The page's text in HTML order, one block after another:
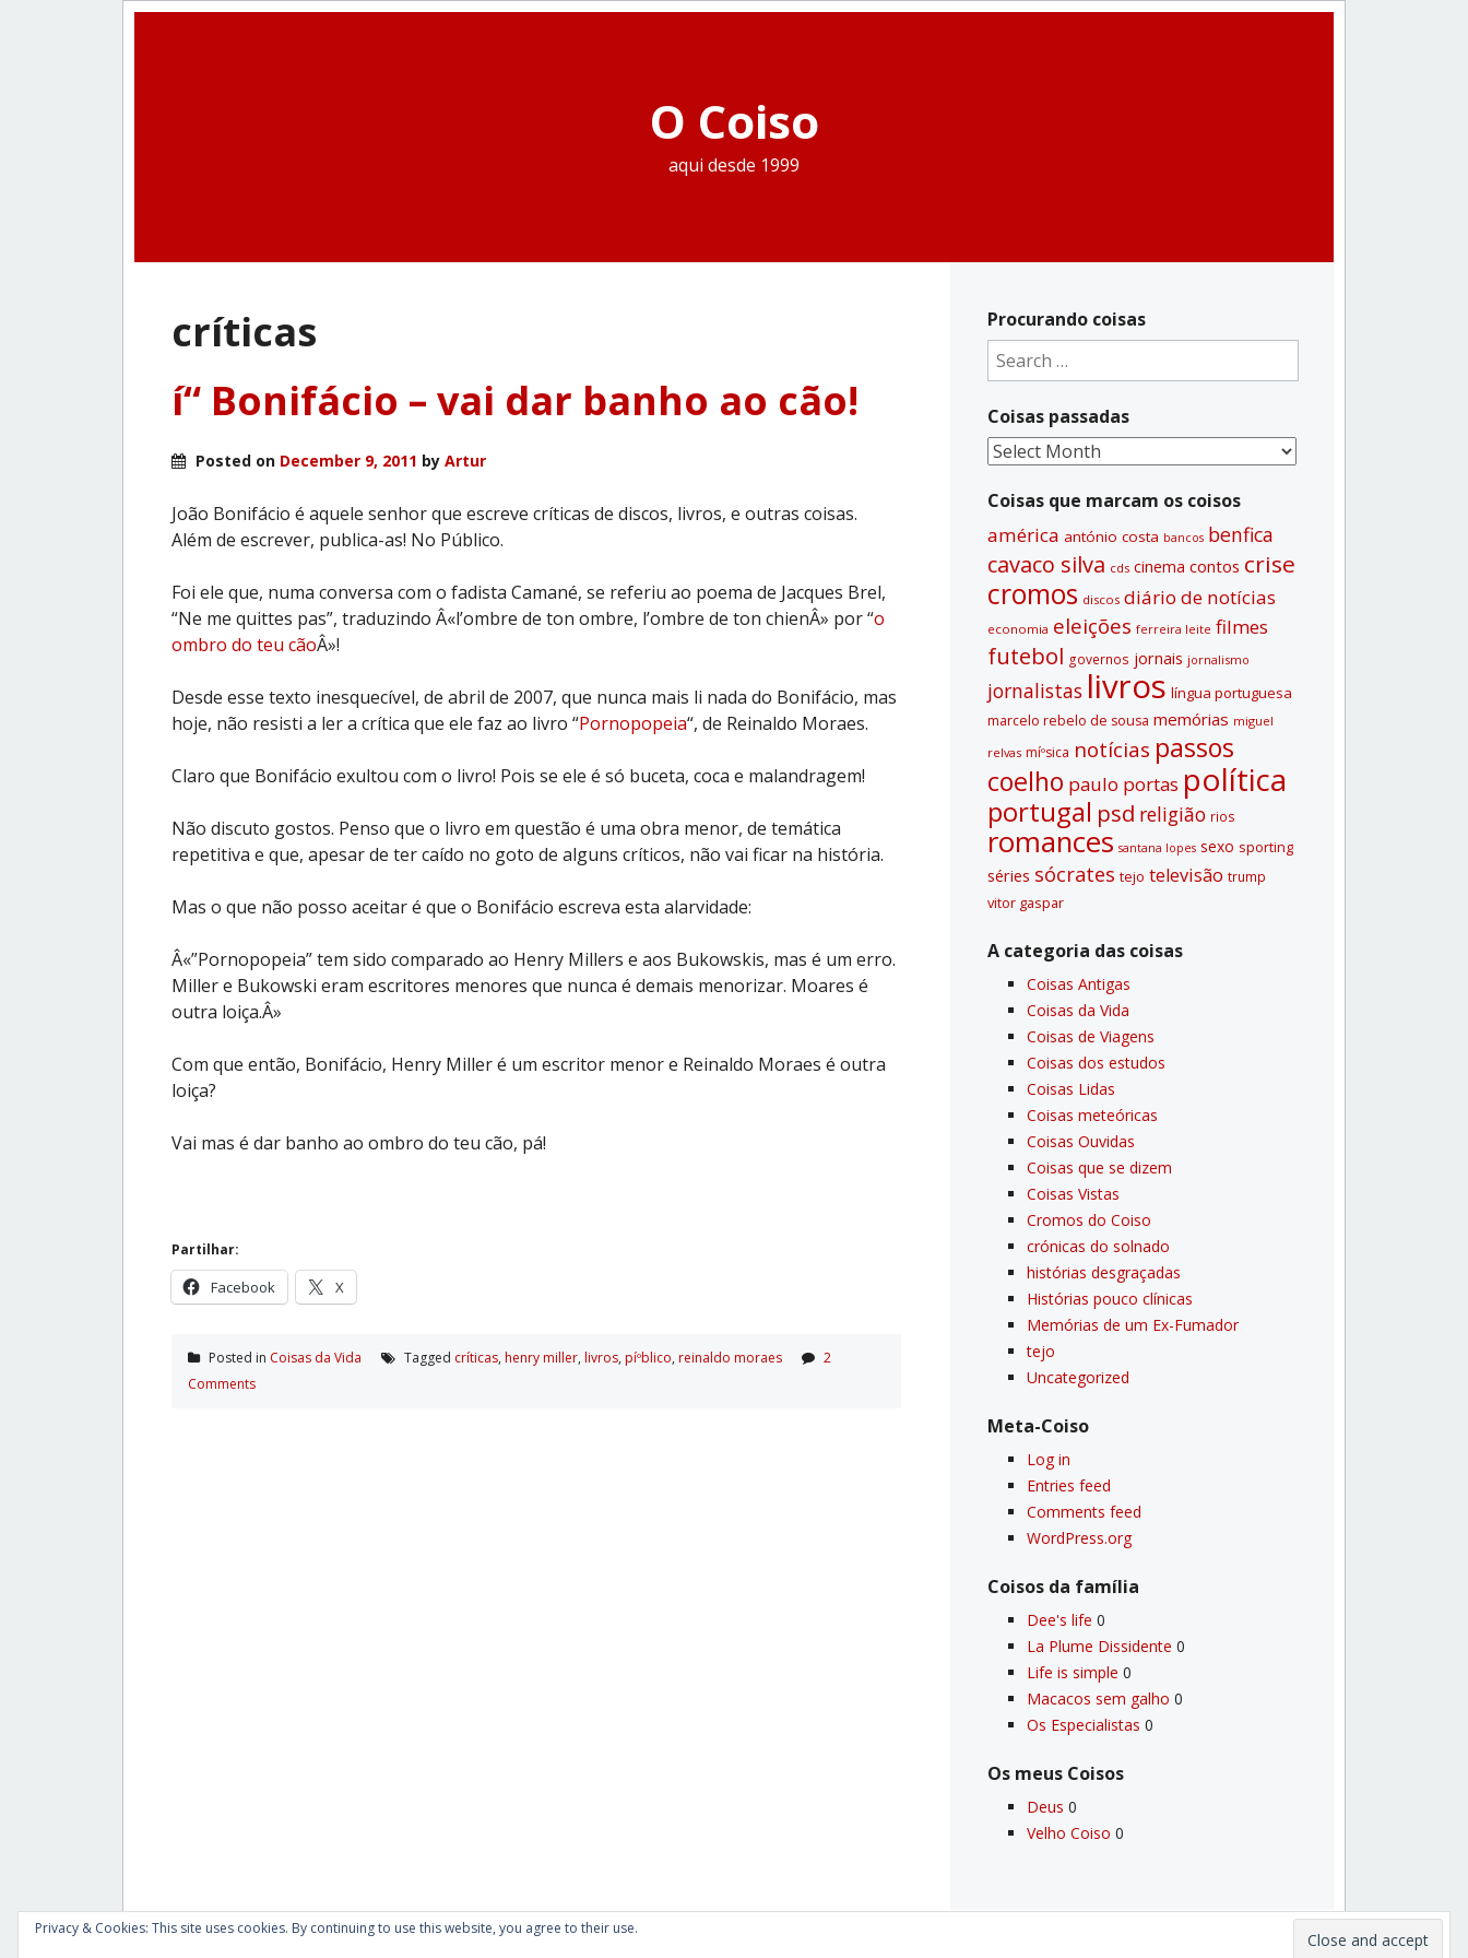
O Coiso
aqui desde 1999
crí­ticas
í“ Bonifácio – vai dar banho ao cão!
Posted on December 9, 2011 by Artur
João Bonifácio é aquele senhor que escreve críticas de discos, livros, e outras coisas.
Além de escrever, publica-as! No Público.
Foi ele que, numa conversa com o fadista Camané, se referiu ao poema de Jacques Brel,
“Ne me quittes pas”, traduzindo Â«l’ombre de ton ombre, l’ombre de ton chienÂ» por “o
ombro do teu cãoÂ»!
Desde esse texto inesquecível, de abril de 2007, que nunca mais li nada do Bonifácio, mas
hoje, não resisti a ler a crítica que ele faz ao livro “Pornopopeia“, de Reinaldo Moraes.
Claro que Bonifácio exultou com o livro! Pois se ele é só buceta, coca e malandragem!
Não discuto gostos. Penso que o livro em questão é uma obra menor, de temática
repetitiva e que, apesar de ter caído no goto de alguns críticos, não vai ficar na história.
Mas o que não posso aceitar é que o Bonifácio escreva esta alarvidade:
Â«”Pornopopeia” tem sido comparado ao Henry Millers e aos Bukowskis, mas é um erro.
Miller e Bukowski eram escritores menores que nunca é demais menorizar. Moares é
outra loiça.Â»
Com que então, Bonifácio, Henry Miller é um escritor menor e Reinaldo Moraes é outra
loiça?
Vai mas é dar banho ao ombro do teu cão, pá!
Partilhar:
Facebook X
Posted in Coisas da Vida Tagged crí­ticas, henry miller, livros, píºblico, reinaldo moraes
2
Comments
Procurando coisas
Search
for:
Coisas passadas
Coisas
Coisas que marcam os coisos
américa antónio costa bancos benfica
cavaco silva cds cinema contos crise
cromos discos diário de notí­cias
economia eleições ferreira leite filmes
futebol governos jornais jornalismo
jornalistas livros lí­ngua portuguesa
marcelo rebelo de sousa memórias miguel
relvas míºsica notí­cias passos
coelho paulo portas polí­tica
portugal psd religião rios
romances santana lopes sexo sporting
séries sócrates tejo televisão trump
vitor gaspar
A categoria das coisas
Coisas Antigas
Coisas da Vida
Coisas de Viagens
Coisas dos estudos
Coisas Lidas
Coisas meteóricas
Coisas Ouvidas
Coisas que se dizem
Coisas Vistas
Cromos do Coiso
crónicas do solnado
histórias desgraçadas
Histórias pouco clí­nicas
Memórias de um Ex-Fumador
tejo
Uncategorized
Meta-Coiso
Log in
Entries feed
Comments feed
WordPress.org
Coisos da famí­lia
Dee's life 0
La Plume Dissidente 0
Life is simple 0
Macacos sem galho 0
Os Especialistas 0
Os meus Coisos
Deus 0
Velho Coiso 0
Privacy & Cookies: This site uses cookies. By continuing to use this website, you agree to their use.